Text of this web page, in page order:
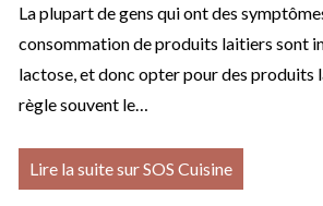
La plupart de gens qui ont des
consommation de produits laitiers sont
lactose, et donc opter pour des produits
règle souvent le…
Lire la suite sur SOS Cuisine